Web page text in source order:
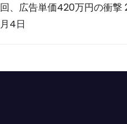
回、広告単価420万円の衝撃
月4日